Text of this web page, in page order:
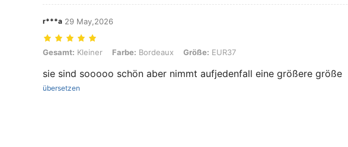
r***a 29 May,2026
Gesamt: Kleiner, Farbe: Bordeaux, Größe: EUR37
Gesamt: Kleiner Farbe: Bordeaux Größe: EUR37
sie sind sooooo schön aber nimmt aufjedenfall eine größere größe
übersetzen